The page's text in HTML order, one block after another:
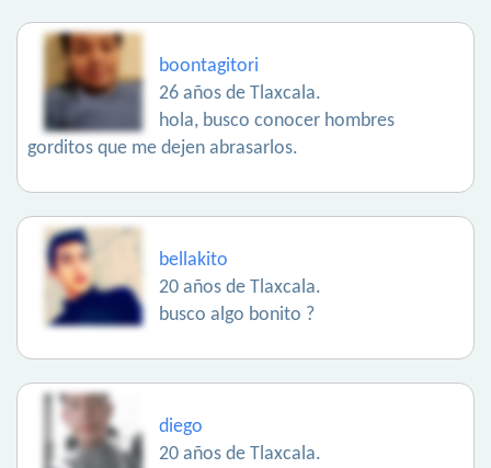
boontagitori
26 años de Tlaxcala.
hola, busco conocer hombres
gorditos que me dejen abrasarlos.
bellakito
20 años de Tlaxcala.
busco algo bonito ?
diego
20 años de Tlaxcala.